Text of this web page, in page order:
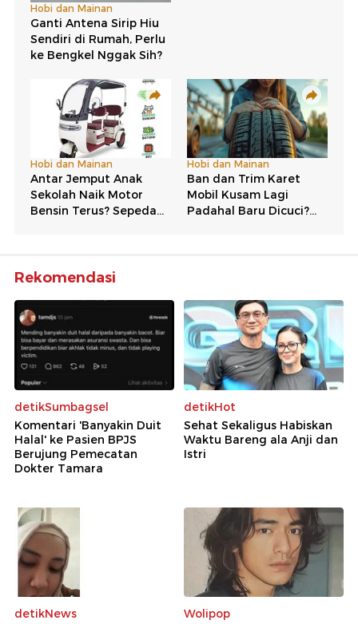
Rekomendasi
detikSumbagsel
Komentari 'Banyakin Duit
Halal' ke Pasien BPJS
Berujung Pemecatan
Dokter Tamara
detikHot
Sehat Sekaligus Habiskan
Waktu Bareng ala Anji dan
Istri
detikNews
Wolipop